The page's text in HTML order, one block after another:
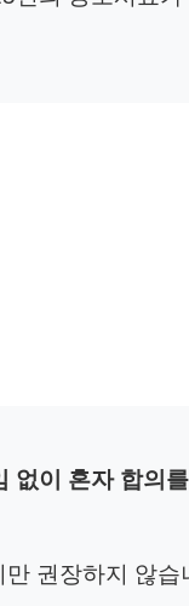
없이 혼자 합의
권장하지 않습